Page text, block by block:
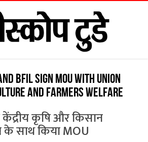
BFIL sign MoU with Union
and Farmers Welfare
कृषि और किसान
साथ किया MOU